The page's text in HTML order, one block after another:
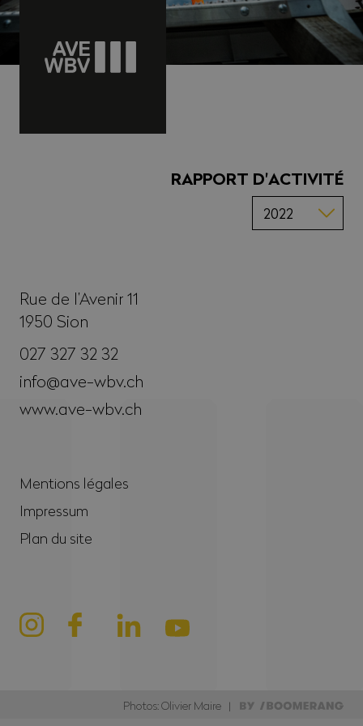
Rue de l’Avenir 11
1950 Sion
027 327 32 32
info@ave-wbv.ch
www.ave-wbv.ch
Mentions légales
Impressum
Plan du site
RAPPORT D'ACTIVITÉ
Photos: Olivier Maire |